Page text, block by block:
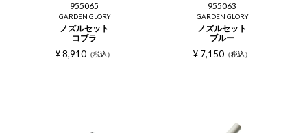
955065
GARDEN GLORY
ノズルセット
コブラ
¥ 8,910 税込
955063
GARDEN GLORY
ノズルセット
ブルー
¥ 7,150 税込